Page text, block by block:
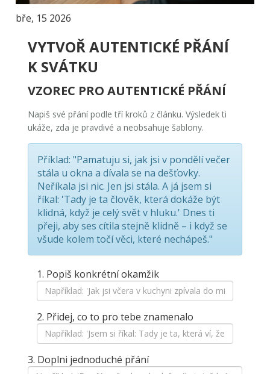
bře, 15 2026
VYTVOŘ AUTENTICKÉ PŘÁNÍ
K SVÁTKU
VZOREC PRO AUTENTICKÉ PŘÁNÍ
Napiš své přání podle tří kroků z článku. Výsledek ti
ukáže, zda je pravdivé a neobsahuje šablony.
Příklad: "Pamatuju si, jak jsi v pondělí večer
stála u okna a dívala se na dešťovky.
Neříkala jsi nic. Jen jsi stála. A já jsem si
říkal: 'Tady je ta člověk, která dokáže být
klidná, když je celý svět v hluku.' Dnes ti
přeji, aby ses cítila stejně klidně – i když se
všude kolem točí věci, které nechápeš."
1. Popiš konkrétní okamžik
2. Přidej, co to pro tebe znamenalo
3. Doplni jednoduché přání